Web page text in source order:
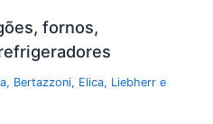
fornos,
Bertazzoni, Elica, Liebherr e